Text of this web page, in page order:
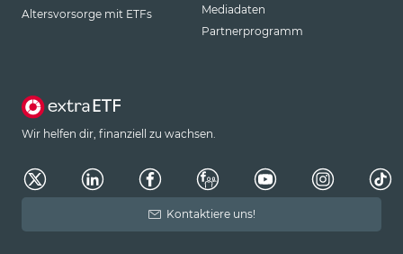
Altersvorsorge mit ETFs
Mediadaten
Partnerprogramm
Wir helfen dir, finanziell zu wachsen.
Kontaktiere uns!